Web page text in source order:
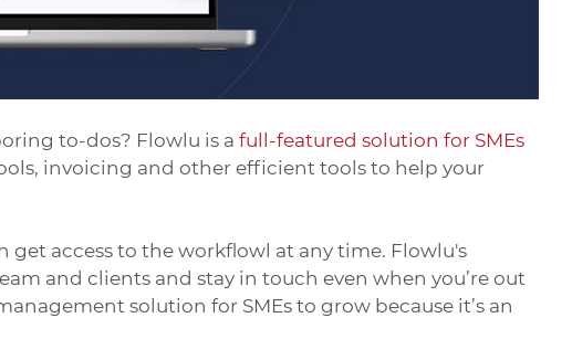
to-dos? Flowlu is a full-featured solution for SMEs
invoicing and other efficient tools to help your
get access to the workflowl at any time. Flowlu's
and clients and stay in touch even when you’re out
solution for SMEs to grow because it’s an